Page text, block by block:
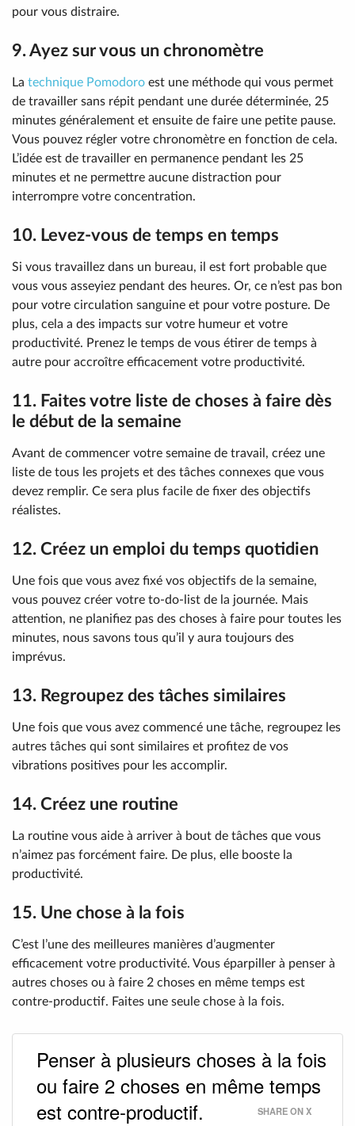
pour vous distraire.
9. Ayez sur vous un chronomètre
La technique Pomodoro est une méthode qui vous permet
de travailler sans répit pendant une durée déterminée, 25
minutes généralement et ensuite de faire une petite pause.
Vous pouvez régler votre chronomètre en fonction de cela.
L’idée est de travailler en permanence pendant les 25
minutes et ne permettre aucune distraction pour
interrompre votre concentration.
10. Levez-vous de temps en temps
Si vous travaillez dans un bureau, il est fort probable que
vous vous asseyiez pendant des heures. Or, ce n’est pas bon
pour votre circulation sanguine et pour votre posture. De
plus, cela a des impacts sur votre humeur et votre
productivité. Prenez le temps de vous étirer de temps à
autre pour accroître efficacement votre productivité.
11. Faites votre liste de choses à faire dès
le début de la semaine
Avant de commencer votre semaine de travail, créez une
liste de tous les projets et des tâches connexes que vous
devez remplir. Ce sera plus facile de fixer des objectifs
réalistes.
12. Créez un emploi du temps quotidien
Une fois que vous avez fixé vos objectifs de la semaine,
vous pouvez créer votre to-do-list de la journée. Mais
attention, ne planifiez pas des choses à faire pour toutes les
minutes, nous savons tous qu’il y aura toujours des
imprévus.
13. Regroupez des tâches similaires
Une fois que vous avez commencé une tâche, regroupez les
autres tâches qui sont similaires et profitez de vos
vibrations positives pour les accomplir.
14. Créez une routine
La routine vous aide à arriver à bout de tâches que vous
n’aimez pas forcément faire. De plus, elle booste la
productivité.
15. Une chose à la fois
C’est l’une des meilleures manières d’augmenter
efficacement votre productivité. Vous éparpiller à penser à
autres choses ou à faire 2 choses en même temps est
contre-productif. Faites une seule chose à la fois.
Penser à plusieurs choses à la fois
ou faire 2 choses en même temps
est contre-productif.
SHARE ON X